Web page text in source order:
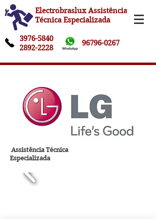
Electrobraslux Assistência
Técnica Especializada
3976-5840
2892-2228
96796-0267
Assistência Técnica
Especializada